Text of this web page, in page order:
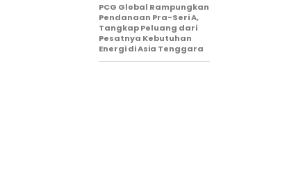
PCG Global Rampungkan
Pendanaan Pra-Seri A,
Tangkap Peluang dari
Pesatnya Kebutuhan
Energi di Asia Tenggara